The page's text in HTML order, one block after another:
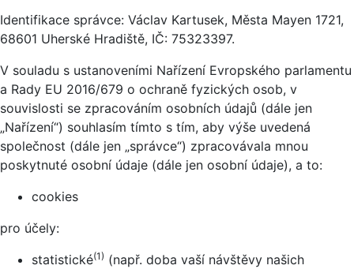
Identifikace správce: Václav Kartusek, Města Mayen 1721,
68601 Uherské Hradiště, IČ: 75323397.
V souladu s ustanoveními Nařízení Evropského parlamentu
a Rady EU 2016/679 o ochraně fyzických osob, v
souvislosti se zpracováním osobních údajů (dále jen
„Nařízení“) souhlasím tímto s tím, aby výše uvedená
společnost (dále jen „správce“) zpracovávala mnou
poskytnuté osobní údaje (dále jen osobní údaje), a to:
cookies
pro účely:
statistické(1) (např. doba vaší návštěvy našich